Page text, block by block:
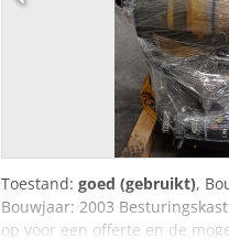
Toestand: goed (gebruikt),
Bouwjaar: 2003
op voor een offerte en de